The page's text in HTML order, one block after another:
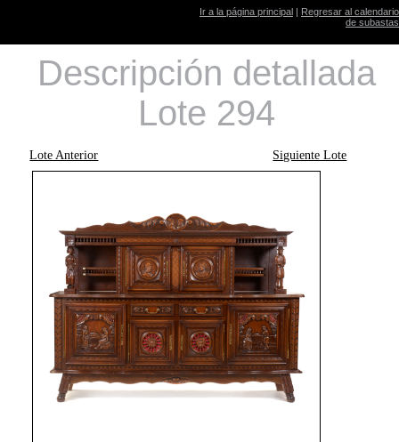
Ir a la página principal | Regresar al calendario
de subastas
Descripción detallada
Lote 294
Lote Anterior Siguiente Lote